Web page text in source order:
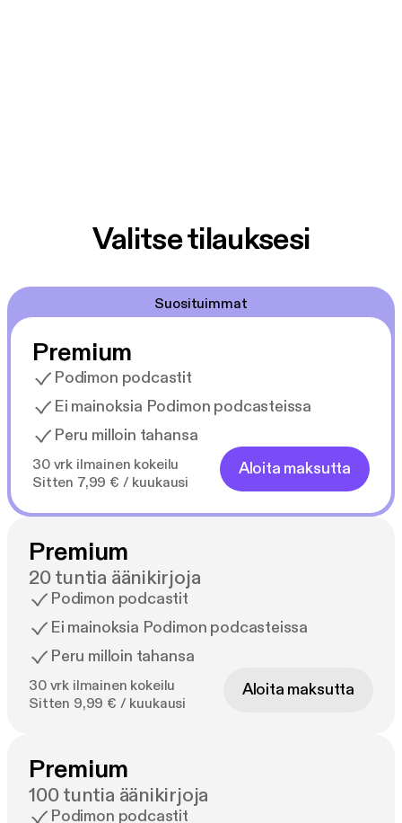
Valitse tilauksesi
Suosituimmat
Premium
Podimon podcastit
Ei mainoksia Podimon podcasteissa
Peru milloin tahansa
30 vrk ilmainen kokeilu
Sitten 7,99 € / kuukausi
Aloita maksutta
Premium
20 tuntia äänikirjoja
Podimon podcastit
Ei mainoksia Podimon podcasteissa
Peru milloin tahansa
30 vrk ilmainen kokeilu
Sitten 9,99 € / kuukausi
Aloita maksutta
Premium
100 tuntia äänikirjoja
Podimon podcastit